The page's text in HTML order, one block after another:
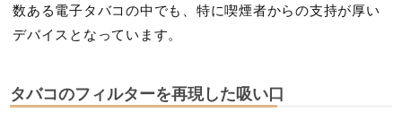
数ある電子タバコの中でも、特に喫煙者からの支持が厚い
デバイスとなっています。
タバコのフィルターを再現した吸い口